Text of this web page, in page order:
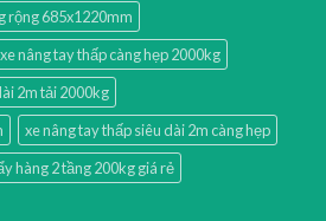
rộng 685x1220mm
xe nâng tay thấp càng hẹp 2000kg
2m tải 2000kg
xe nâng tay thấp siêu dài 2m càng hẹp
hàng 2 tầng 200kg giá rẻ